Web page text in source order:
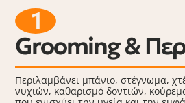
1
Grooming &
Περιλαμβάνει μπάνιο, στέγνωμα,
νυχιών, καθαρισμό δοντιών,